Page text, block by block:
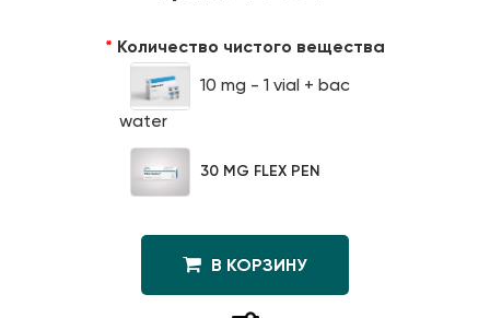
Количество чистого вещества
10 mg - 1 vial + bac
water
30 MG FLEX PEN
В КОРЗИНУ